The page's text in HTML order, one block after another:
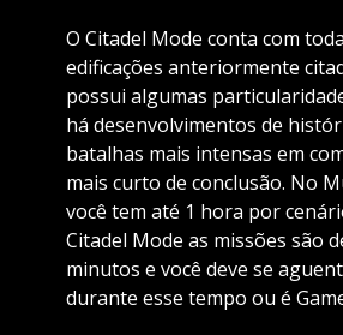
O Citadel Mode conta com
edificações anteriormente
possui algumas
há desenvolvimentos de
batalhas mais intensas em
mais curto de conclusão. No
você tem até 1 hora por
Citadel Mode as missões são
minutos e você deve se
durante esse tempo ou é